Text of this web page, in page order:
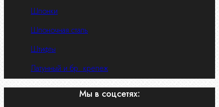
Шпонки
Шпоночная сталь
Штифты
Латунный и бр. крепеж
Мы в соцсетях: